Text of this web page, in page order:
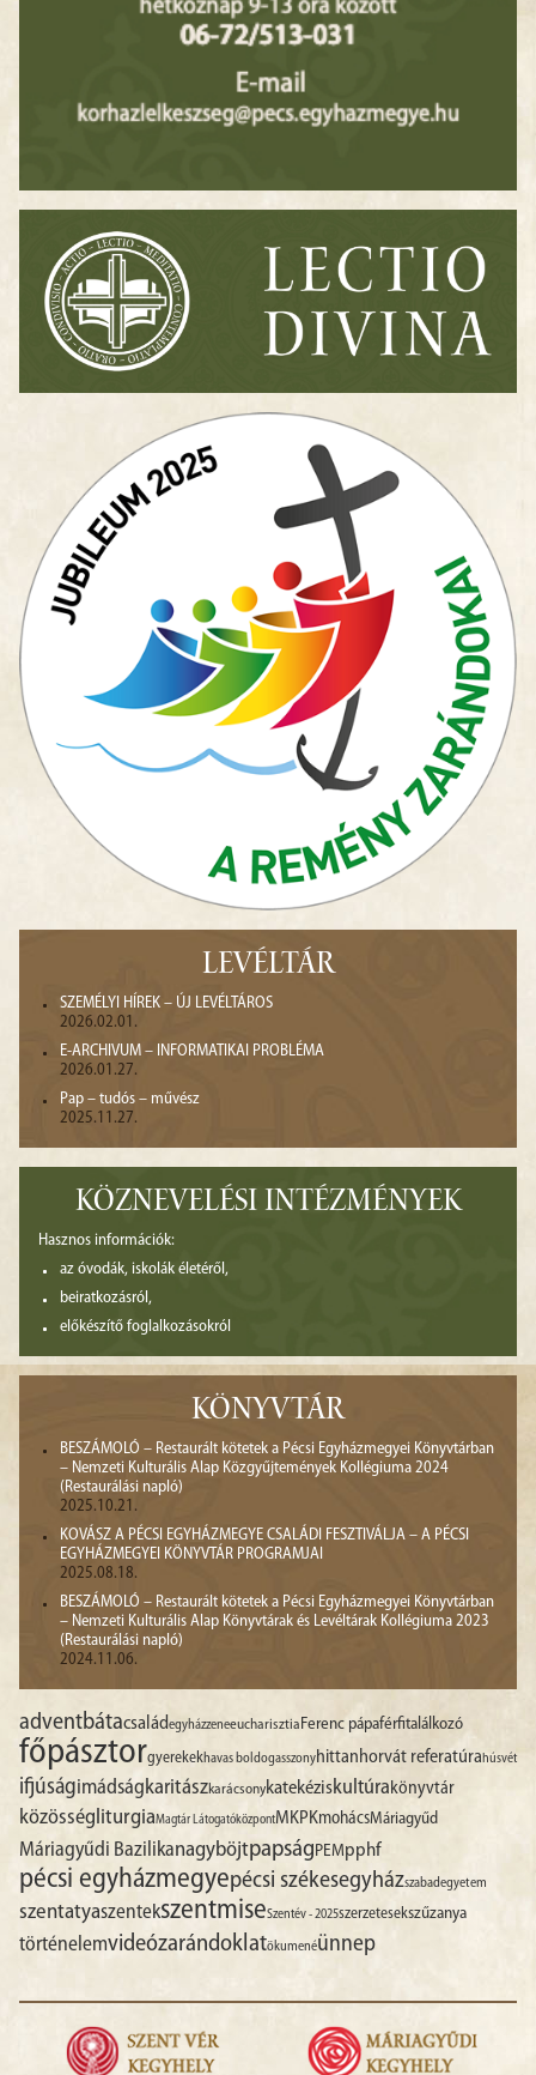
LEVÉLTÁR
SZEMÉLYI HÍREK – ÚJ LEVÉLTÁROS
2026.02.01.
E-ARCHIVUM – INFORMATIKAI PROBLÉMA
2026.01.27.
Pap – tudós – művész
2025.11.27.
KÖZNEVELÉSI INTÉZMÉNYEK
Hasznos információk:
az óvodák, iskolák életéről,
beiratkozásról,
előkészítő foglalkozásokról
KÖNYVTÁR
BESZÁMOLÓ – Restaurált kötetek a Pécsi Egyházmegyei Könyvtárban
– Nemzeti Kulturális Alap Közgyűjtemények Kollégiuma 2024
(Restaurálási napló)
2025.10.21.
KOVÁSZ A PÉCSI EGYHÁZMEGYE CSALÁDI FESZTIVÁLJA – A PÉCSI
EGYHÁZMEGYEI KÖNYVTÁR PROGRAMJAI
2025.08.18.
BESZÁMOLÓ – Restaurált kötetek a Pécsi Egyházmegyei Könyvtárban
– Nemzeti Kulturális Alap Könyvtárak és Levéltárak Kollégiuma 2023
(Restaurálási napló)
2024.11.06.
adventbátacsaládegyházzeneeucharisztiaFerenc pápaférfitalálkozó
főpásztorgyerekekhavas boldogasszonyhittanhorvát referatúrahúsvét
ifjúságimádságkaritászkarácsonykatekéziskultúrakönyvtár
közösségliturgiaMagtár LátogatóközpontMKPKmohácsMáriagyűd
Máriagyűdi BazilikanagyböjtpapságPEMpphf
pécsi egyházmegyepécsi székesegyházszabadegyetem
szentatyaszentekszentmiseSzentév - 2025szerzetesekszűzanya
történelemvideózarándoklatökumenéünnep